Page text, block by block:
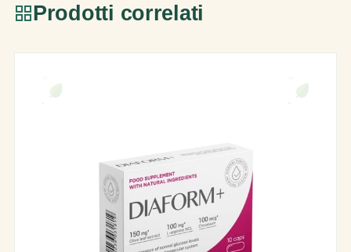
Prodotti correlati